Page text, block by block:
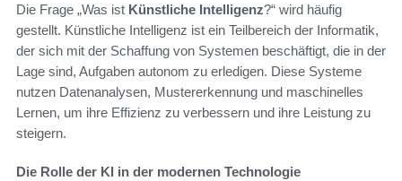
Die Frage „Was ist Künstliche Intelligenz?“ wird häufig
gestellt. Künstliche Intelligenz ist ein Teilbereich der Informatik,
der sich mit der Schaffung von Systemen beschäftigt, die in der
Lage sind, Aufgaben autonom zu erledigen. Diese Systeme
nutzen Datenanalysen, Mustererkennung und maschinelles
Lernen, um ihre Effizienz zu verbessern und ihre Leistung zu
steigern.
Die Rolle der KI in der modernen Technologie